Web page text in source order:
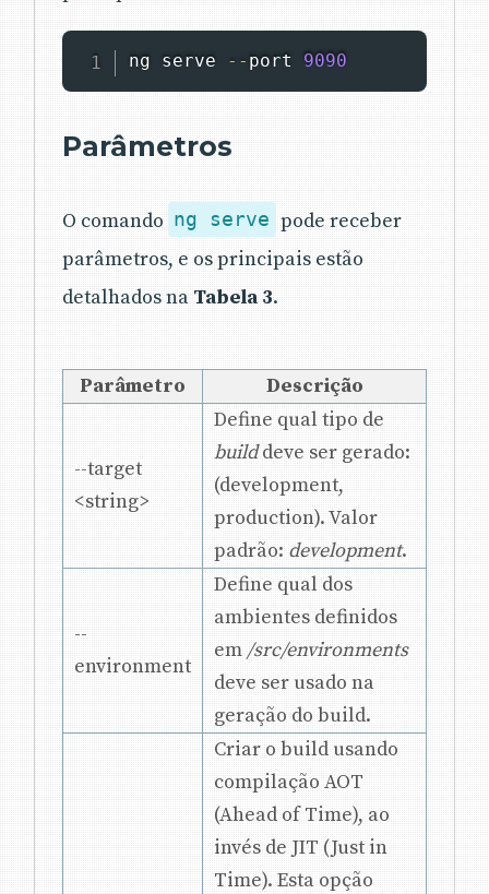
ng serve -- port 9090
Parâmetros
O comando ng serve pode receber
parâmetros, e os principais estão
detalhados na Tabela 3.
Parâmetro Descrição
--target
<string>
Define qual tipo de
builddeve ser gerado:
(development,
production). Valor
padrão: development.
--
environment
Define qual dos
ambientes definidos
em/src/environments
deve ser usado na
geração do build.
Criar o build usando
compilação AOT
(Ahead of Time), ao
invés de JIT (Just in
Time). Esta opção